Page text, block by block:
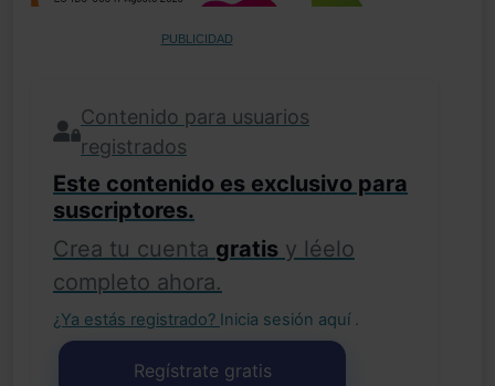
PUBLICIDAD
Contenido para usuarios
registrados
Este contenido es exclusivo para
suscriptores.
Crea tu cuenta gratis y léelo
completo ahora.
¿Ya estás registrado? Inicia sesión aquí .
Regístrate gratis